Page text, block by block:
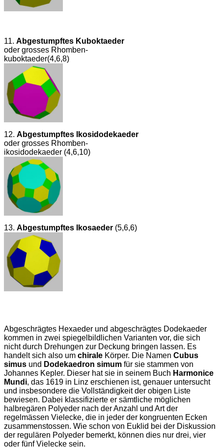
11. Abgestumpftes Kuboktaeder
oder grosses Rhomben­
kuboktaeder(4,6,8)
12. Abgestumpftes Ikosi­dodekaeder
oder grosses Rhomben­
ikosidodekaeder (4,6,10)
13. Abgestumpftes Ikosaeder (5,6,6)
Abgeschrägtes Hexaeder und abgeschrägtes Dodekaeder
kommen in zwei spiegelbildlichen Varianten vor, die sich
nicht durch Drehungen zur Deckung bringen lassen. Es
handelt sich also um chirale Körper. Die Namen Cubus
simus und Dodekaedron simum für sie stammen von
Johannes Kepler. Dieser hat sie in seinem Buch Harmonice
Mundi, das 1619 in Linz erschienen ist, genauer untersucht
und insbesondere die Vollständigkeit der obigen Liste
bewiesen. Dabei klassifizierte er sämtliche möglichen
halbregären Polyeder nach der Anzahl und Art der
regelmässen Vielecke, die in jeder der kongruenten Ecken
zusammenstossen. Wie schon von Euklid bei der Diskussion
der regulären Polyeder bemerkt, können dies nur drei, vier
oder fünf Vielecke sein.